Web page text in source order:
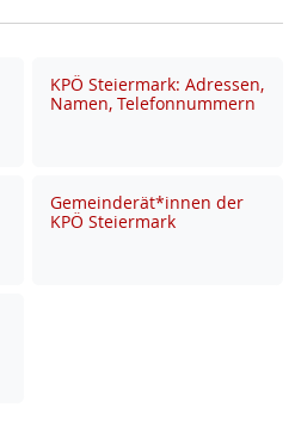
KPÖ Steiermark: Adressen,
Namen, Telefonnummern
Gemeinderät*innen der
KPÖ Steiermark